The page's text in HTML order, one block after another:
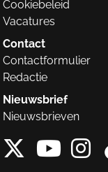
Cookiebeleid
Vacatures
Contact
Contactformulier
Redactie
Nieuwsbrief
Nieuwsbrieven
X van